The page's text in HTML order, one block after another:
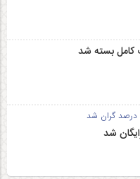
کامل بسته شد
شد